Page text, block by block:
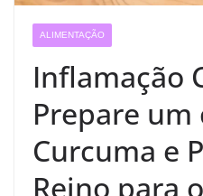
ALIMENTAÇÃO
Inflamação
Prepare um
Curcuma e
Reino para